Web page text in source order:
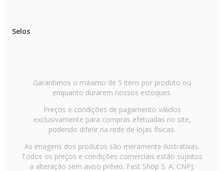
Selos
Garantimos o máximo de 5 itens por produto ou
enquanto durarem nossos estoques.
Preços e condições de pagamento válidos
exclusivamente para compras efetuadas no site,
podendo diferir na rede de lojas físicas.
As imagens dos produtos são meramente ilustrativas.
Todos os preços e condições comerciais estão sujeitos
a alteração sem aviso prévio. Fast Shop S. A. CNPJ: